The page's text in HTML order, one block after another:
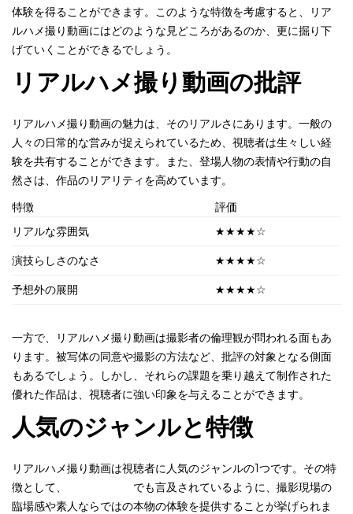
体験を得ることができます。このような特徴を考慮すると、リア
ルハメ撮り動画にはどのような見どころがあるのか、更に掘り下
げていくことができるでしょう。
リアルハメ撮り動画の批評
リアルハメ撮り動画の魅力は、そのリアルさにあります。一般の
人々の日常的な営みが捉えられているため、視聴者は生々しい経
験を共有することができます。また、登場人物の表情や行動の自
然さは、作品のリアリティを高めています。
特徴
評価
リアルな雰囲気
★★★★☆
演技らしさのなさ ★★★★☆
予想外の展開 ★★★★☆
一方で、リアルハメ撮り動画は撮影者の倫理観が問われる面もあ
ります。被写体の同意や撮影の方法など、批評の対象となる側面
もあるでしょう。しかし、それらの課題を乗り越えて制作された
優れた作品は、視聴者に強い印象を与えることができます。
人気のジャンルと特徴
リアルハメ撮り動画は視聴者に人気のジャンルの1つです。その特
徴として、
でも言及されているように、撮影現場の
臨場感や素人ならではの本物の体験を提供することが挙げられま